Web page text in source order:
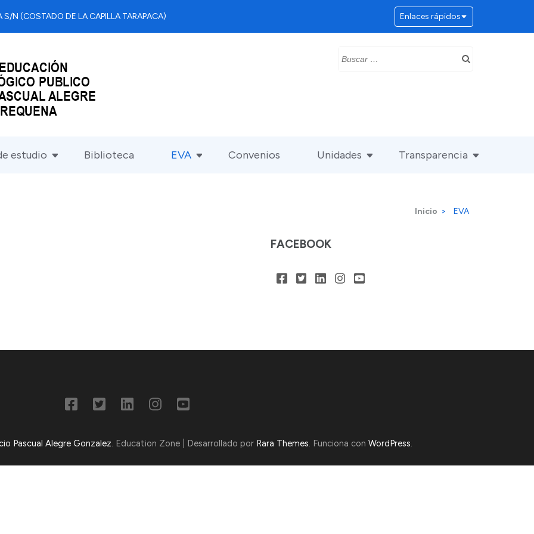
S/N (COSTADO DE LA CAPILLA TARAPACA) Enlaces rápidos
Buscar:
estudio Biblioteca EVA Convenios Unidades Transparencia
Inicio > EVA
FACEBOOK
Pascual Alegre Gonzalez. Education Zone | Desarrollado por Rara Themes. Funciona con WordPress.